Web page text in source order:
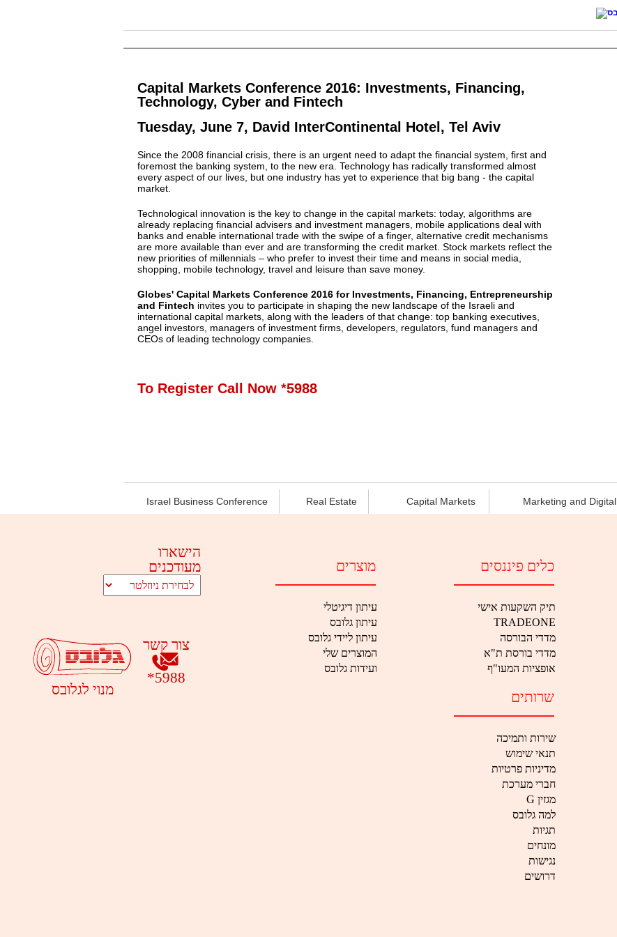
Capital Markets Conference 2016: Investments, Financing,
Technology, Cyber and Fintech
Tuesday, June 7, David InterContinental Hotel, Tel Aviv
Since the 2008 financial crisis, there is an urgent need to adapt the financial system, first and
foremost the banking system, to the new era. Technology has radically transformed almost
every aspect of our lives, but one industry has yet to experience that big bang - the capital
market.
Technological innovation is the key to change in the capital markets: today, algorithms are
already replacing financial advisers and investment managers, mobile applications deal with
banks and enable international trade with the swipe of a finger, alternative credit mechanisms
are more available than ever and are transforming the credit market. Stock markets reflect the
new priorities of millennials – who prefer to invest their time and means in social media,
shopping, mobile technology, travel and leisure than save money.
Globes' Capital Markets Conference 2016 for Investments, Financing, Entrepreneurship
and Fintech invites you to participate in shaping the new landscape of the Israeli and
international capital markets, along with the leaders of that change: top banking executives,
angel investors, managers of investment firms, developers, regulators, fund managers and
CEOs of leading technology companies.
To Register Call Now *5988
Israel Business Conference Real Estate Capital Markets Marketing and Digital
כלים פיננסים
תיק השקעות אישי
TRADEONE
מדדי הבורסה
מדדי בורסת ת"א
אופציות המעו"ף
שרותים
שירות ותמיכה
תנאי שימוש
מדיניות פרטיות
חברי מערכת
G מגזין
למה גלובס
תגיות
מונחים
נגישות
דרושים
מוצרים
עיתון דיגיטלי
עיתון גלובס
עיתון ליידי גלובס
המוצרים שלי
ועידות גלובס
הישארו
מעודכנים
צור קשר
5988
*
מנוי לגלובס